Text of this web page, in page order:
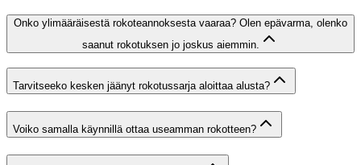
Onko ylimääräisestä rokoteannoksesta vaaraa? Olen epävarma, olenko
saanut rokotuksen jo joskus aiemmin.
Tarvitseeko kesken jäänyt rokotussarja aloittaa alusta?
Voiko samalla käynnillä ottaa useamman rokotteen?